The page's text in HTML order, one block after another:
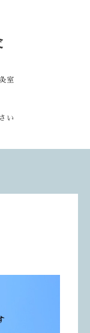
室
い